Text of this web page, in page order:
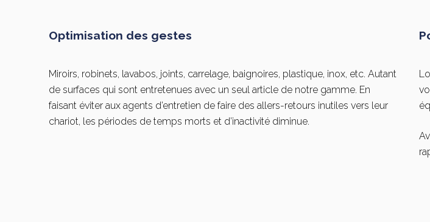
Optimisation des gestes
Miroirs, robinets, lavabos, joints, carrelage, baignoires, plastique, inox, etc. Autant
de surfaces qui sont entretenues avec un seul article de notre gamme. En
faisant éviter aux agents d’entretien de faire des allers-retours inutiles vers leur
chariot, les périodes de temps morts et d’inactivité diminue.